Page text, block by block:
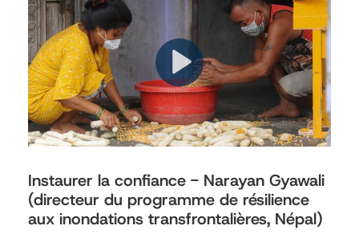
Instaurer la confiance - Narayan Gyawali
(directeur du programme de résilience
aux inondations transfrontalières, Népal)